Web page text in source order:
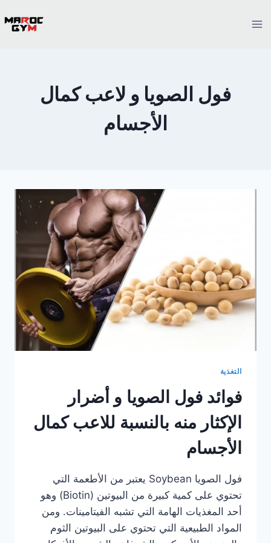
فول الصويا و لاعب كمال
الأجسام
التغذية
فوائد فول الصويا و أضرار
الإكثار منه بالنسبة للاعب كمال
الأجسام
فول الصويا Soybean يعتبر من الأطعمة التي
تحتوي على كمية كبيرة من البيوتين (Biotin) وهو
أحد المغذيات الهامة التي تشبه الفيتامينات. ومن
المواد الطبيعية التي تحتوي على البيوتين الثوم